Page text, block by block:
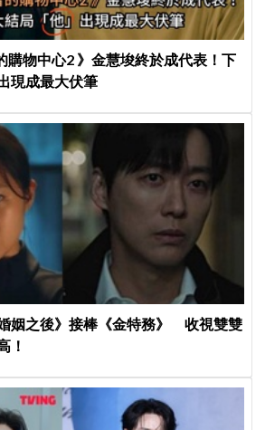
購物中心2 》金慧埈終於成代表！下
現成最大伏筆
姻之後》接棒《金特務》 收視雙雙
！